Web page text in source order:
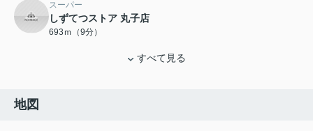
スーパー
しずてつストア 丸子店
693ｍ（9分）
すべて見る
地図